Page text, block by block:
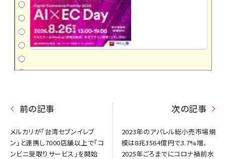
前の記事
メルカリが「台湾セブンイレブ
ン」と連携し7000店舗以上で「コ
ンビニ受取りサービス」を開始
次の記事
2023年のアパレル総小売市場規
模は8兆3564億円で3.7%増、
2025年ごろまでにコロナ禍前水